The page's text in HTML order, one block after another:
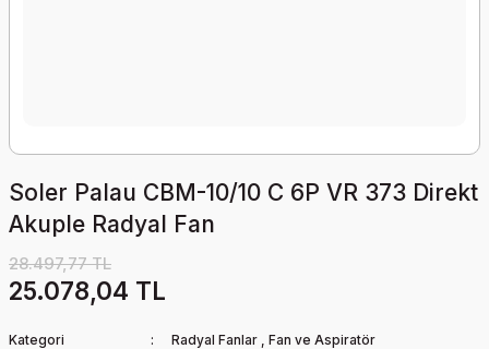
Soler Palau CBM-10/10 C 6P VR 373 Direkt
Akuple Radyal Fan
28.497,77 TL
25.078,04 TL
Kategori Radyal Fanlar , Fan ve Aspiratör